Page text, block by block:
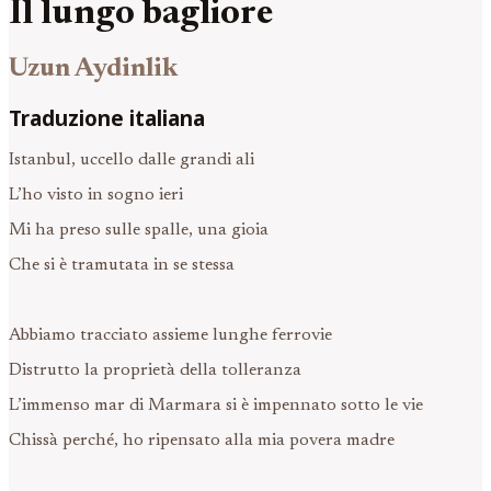
Il lungo bagliore
Uzun Aydinlik
Traduzione italiana
Istanbul, uccello dalle grandi ali
L’ho visto in sogno ieri
Mi ha preso sulle spalle, una gioia
Che si è tramutata in se stessa
Abbiamo tracciato assieme lunghe ferrovie
Distrutto la proprietà della tolleranza
L’immenso mar di Marmara si è impennato sotto le vie
Chissà perché, ho ripensato alla mia povera madre